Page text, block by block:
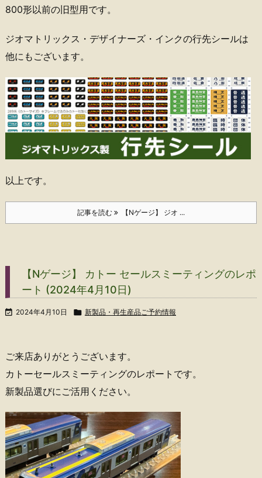
800形以前の旧型用です。
ジオマトリックス・デザイナーズ・インクの行先シールは
他にもございます。
以上です。
記事を読む 【Nゲージ】 ジオ ...
【Nゲージ】 カトー セールスミーティングのレポ
ート (2024年4月10日)
 2024年4月10日  新製品・再生産品ご予約情報
ご来店ありがとうございます。
カトーセールスミーティングのレポートです。
新製品選びにご活用ください。